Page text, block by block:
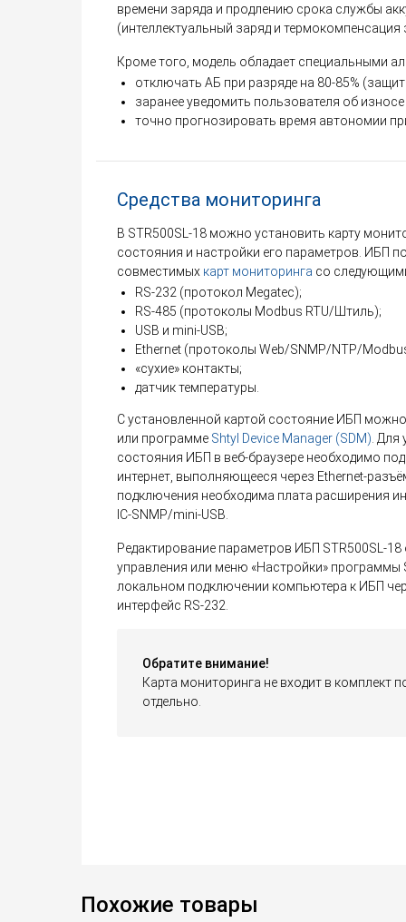
времени заряда и продлению срока службы
(интеллектуальный заряд и термокомпенсация
Кроме того, модель обладает специальными
отключать АБ при разряде на 80-85%
заранее уведомить пользователя об
точно прогнозировать время автономии
Средства мониторинга
В STR500SL-18 можно установить карту
состояния и настройки его параметров. ИБП
совместимых карт мониторинга со
RS-232 (протокол Megatec);
RS-485 (протоколы Modbus RTU/Штиль);
USB и mini-USB;
Ethernet (протоколы Web/SNMP/NTP/
«сухие» контакты;
датчик температуры.
С установленной картой состояние ИБП
или программе Shtyl Device Manager (SDM). Для
состояния ИБП в веб-браузере необходимо
интернет, выполняющееся через Ethernet-
подключения необходима плата расширения
IC-SNMP/mini-USB.
Редактирование параметров ИБП STR500SL-18
управления или меню «Настройки» программы
локальном подключении компьютера к ИБП
интерфейс RS-232.
Обратите внимание!
Карта мониторинга не входит в комплект
отдельно.
Похожие товары